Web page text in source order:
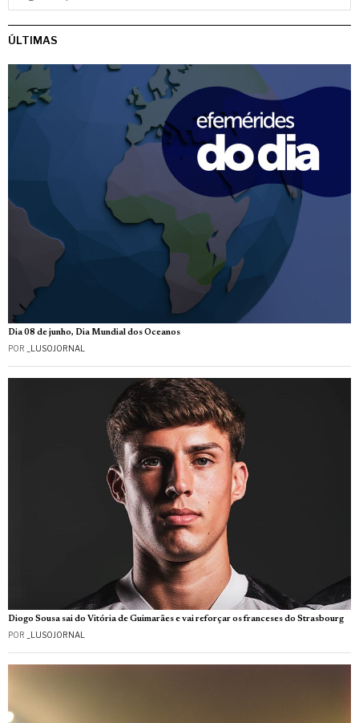
ÚLTIMAS
Dia 08 de junho, Dia Mundial dos Oceanos
POR _LUSOJORNAL
Diogo Sousa sai do Vitória de Guimarães e vai reforçar os franceses do Strasbourg
POR _LUSOJORNAL